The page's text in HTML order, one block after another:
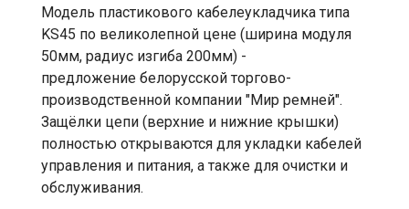
Модель пластикового кабелеукладчика типа
KS45 по великолепной цене (ширина модуля
50мм, радиус изгиба 200мм) -
предложение белорусской торгово-
производственной компании "Мир ремней".
Защёлки цепи (верхние и нижние крышки)
полностью открываются для укладки кабелей
управления и питания, а также для очистки и
обслуживания.